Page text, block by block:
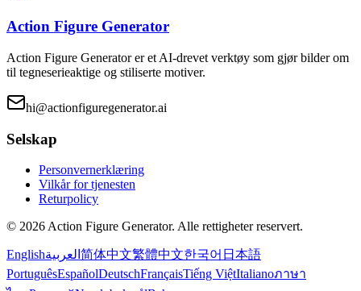
Action Figure Generator
Action Figure Generator er et AI-drevet verktøy som gjør bilder om
til tegneserieaktige og stiliserte motiver.
hi@actionfiguregenerator.ai
Selskap
Personvernerklæring
Vilkår for tjenesten
Returpolicy
© 2026 Action Figure Generator. Alle rettigheter reservert.
Englishالعربية 简体中文繁體中文한국어 日本語
PortuguêsEspañolDeutschFrançaisTiếng ViệtItalianoภาษา